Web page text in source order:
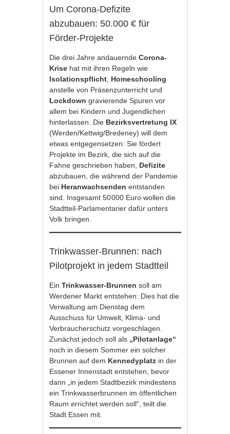
Um Corona-Defizite
abzubauen: 50.000 € für
Förder-Projekte
Die drei Jahre andauerndeCorona-
Krise hat mit ihren Regeln wie
Isolationspflicht Homeschooling
anstelle von Präsenzunterricht und
Lockdowngravierende Spuren vor
allem bei Kindern und Jugendlichen
hinterlassen. Die Bezirksvertretung IX
(Werden/Kettwig/Bredeney) will dem
etwas entgegensetzen: Sie fördert
Projekte im Bezirk, die sich auf die
Fahne geschrieben haben, Defizite
abzubauen, die während der Pandemie
bei Heranwachsendenentstanden
sind. Insgesamt 50 000 Euro wollen die
Stadtteil-Parlamentarier dafür unters
Volk bringen.
Trinkwasser-Brunnen: nach
Pilotprojekt in jedem Stadtteil
EinTrinkwasser-Brunnen soll am
Werdener Markt entstehen: Dies hat die
Verwaltung am Dienstag dem
Ausschuss für Umwelt, Klima- und
Verbraucherschutz vorgeschlagen.
Zunächst jedoch soll als „Pilotanlage“
noch in diesem Sommer ein solcher
Brunnen auf dem Kennedyplatz in der
Essener Innenstadt entstehen, bevor
dann „in jedem Stadtbezirk mindestens
ein Trinkwasserbrunnen im öffentlichen
Raum errichtet werden soll“, teilt die
Stadt Essen mit.